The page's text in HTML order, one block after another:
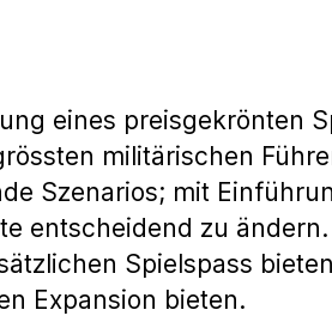
eines preisgekrönten
militärischen
Szenarios; mit
entscheidend zu
Spielspass
Expansion bieten.